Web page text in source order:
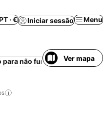
· € Iniciar sessão Menu
para não fumadoresVer mapa